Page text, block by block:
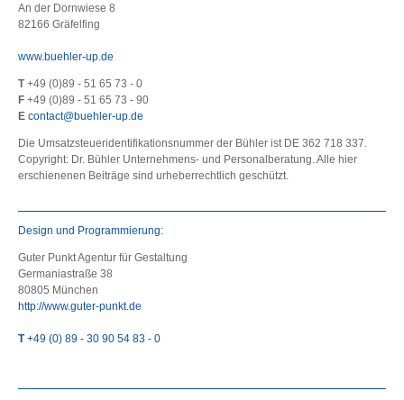
An der Dornwiese 8
82166 Gräfelfing
www.buehler-up.de
T+49 (0)89 - 51 65 73 - 0
F +49 (0)89 - 51 65 73 - 90
E contact@buehler-up.de
Die Umsatzsteueridentifikationsnummer der Bühler ist DE 362 718 337.
Copyright: Dr. Bühler Unternehmens- und Personalberatung. Alle hier
erschienenen Beiträge sind urheberrechtlich geschützt.
Design und Programmierung:
Guter Punkt Agentur für Gestaltung
Germaniastraße 38
80805 München
http://www.guter-punkt.de
T+49 (0) 89 - 30 90 54 83 - 0